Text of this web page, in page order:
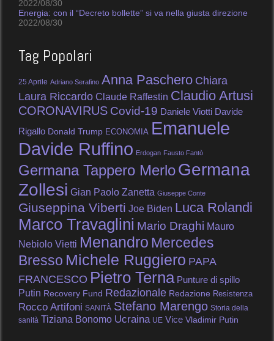
2022/08/30
Energia: con il “Decreto bollette” si va nella giusta direzione
2022/08/30
Tag Popolari
25 Aprile Adriano Serafino Anna Paschero Chiara
Laura Riccardo Claude Raffestin Claudio Artusi
CORONAVIRUS Covid-19 Daniele Viotti Davide
Rigallo Donald Trump ECONOMIA Emanuele
Davide Ruffino Erdogan Fausto Fantò
Germana Tappero MerloGermana
Zollesi Gian Paolo Zanetta Giuseppe Conte
Giuseppina Viberti Joe Biden Luca Rolandi
Marco Travaglini Mario Draghi Mauro
Nebiolo Vietti Menandro Mercedes
Bresso Michele Ruggiero PAPA
FRANCESCO Pietro Terna Punture di spillo
Putin Recovery Fund Redazionale Redazione Resistenza
Rocco Artifoni SANITÀ Stefano Marengo Storia della
sanità Tiziana Bonomo Ucraina UE Vice Vladimir Putin